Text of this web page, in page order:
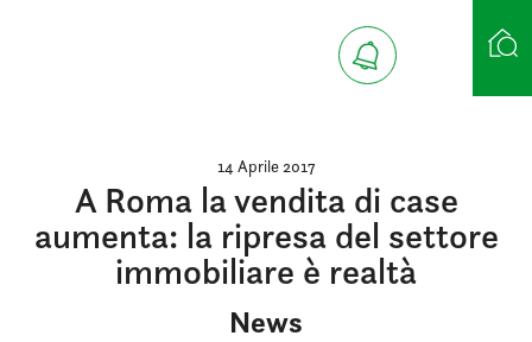
14 Aprile 2017
A Roma la vendita di case
aumenta: la ripresa del settore
immobiliare è realtà
News